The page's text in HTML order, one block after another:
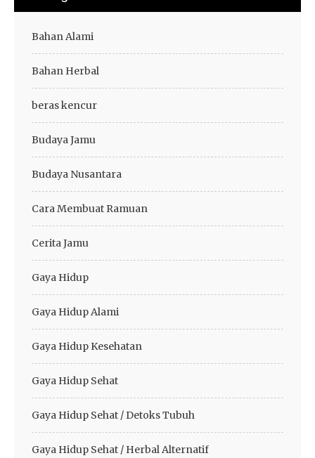
Bahan Alami
Bahan Herbal
beras kencur
Budaya Jamu
Budaya Nusantara
Cara Membuat Ramuan
Cerita Jamu
Gaya Hidup
Gaya Hidup Alami
Gaya Hidup Kesehatan
Gaya Hidup Sehat
Gaya Hidup Sehat / Detoks Tubuh
Gaya Hidup Sehat / Herbal Alternatif